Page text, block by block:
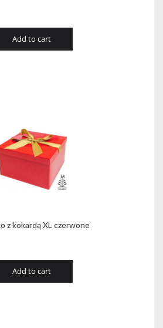
Add to cart
z kokardą XL czerwone
Add to cart